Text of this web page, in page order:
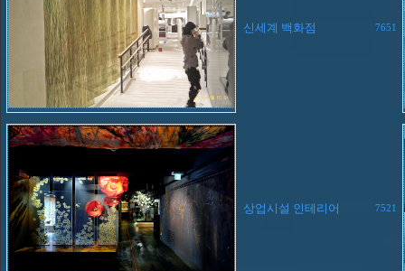
신세계 백화점 7651
상업시설 인테리어 7521